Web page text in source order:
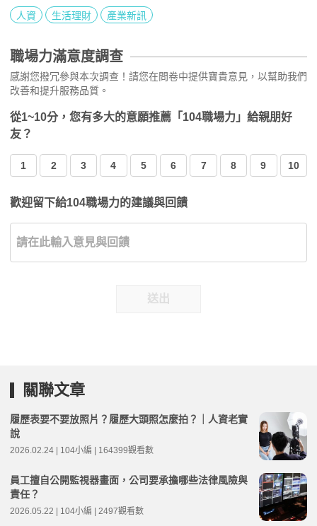
人資 生活理財 產業新訊
職場力滿意度調查
感謝您撥冗參與本次調查！請您在問卷中提供寶貴意見，以幫助我們
改善和提升服務品質。
從1~10分，您有多大的意願推薦「104職場力」給親朋好
友？
1 2 3 4 5 6 7 8 9 10
歡迎留下給104職場力的建議與回饋
送出
關聯文章
履歷表要不要放照片？履歷大頭照怎麼拍？｜人資老實
說
2026.02.24 | 104小編 | 164399觀看數
員工擅自公開監視器畫面，公司要承擔哪些法律風險與
責任？
2026.05.22 | 104小編 | 2497觀看數